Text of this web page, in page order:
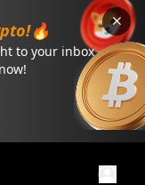
to your inbox